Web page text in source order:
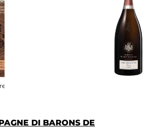
Bois
DI BARONS DE